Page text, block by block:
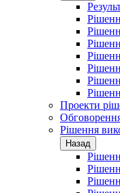
Проекти
Обговорення
Рішення
Назад